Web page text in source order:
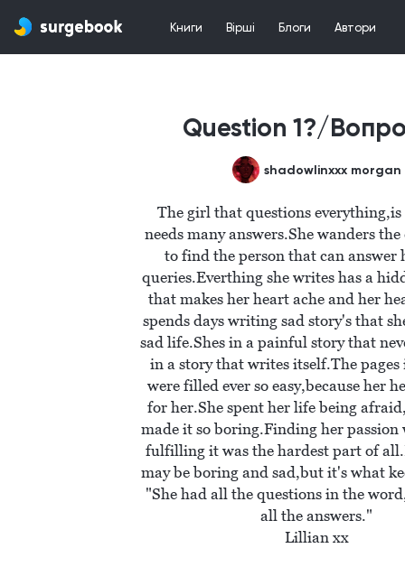
Книги Вірші Блоги Автори
Question 1?/
shadowlinxxx morgan
The girl that questions
needs many answers.She wanders
to find the person that can answer
queries.Everthing she writes has a
that makes her heart ache and her
spends days writing sad story's that
sad life.Shes in a painful story that
in a story that writes itself.The pages
were filled ever so easy,because her
for her.She spent her life being
made it so boring.Finding her passion
fulfilling it was the hardest part of
may be boring and sad,but it's what
"She had all the questions in the
all the answers."
Lillian xx